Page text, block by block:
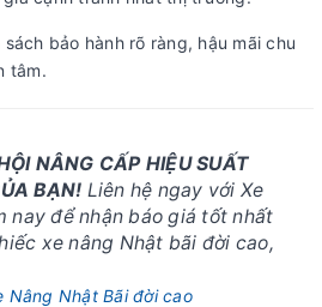
bảo hành rõ ràng, hậu mãi chu
tâm.
NÂNG CẤP HIỆU SUẤT
BẠN! Liên hệ ngay với Xe
nay để nhận báo giá tốt nhất
xe nâng Nhật bãi đời cao,
Nâng Nhật Bãi đời cao